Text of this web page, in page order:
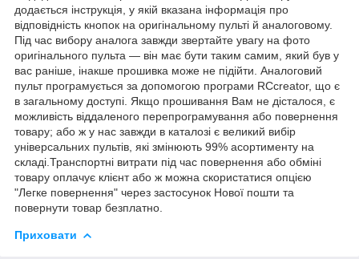
додається інструкція, у якій вказана інформація про
відповідність кнопок на оригінальному пульті й аналоговому.
Під час вибору аналога завжди звертайте увагу на фото
оригінального пульта — він має бути таким самим, який був у
вас раніше, інакше прошивка може не підійти. Аналоговий
пульт програмується за допомогою програми RCcreator, що є
в загальному доступі. Якщо прошивання Вам не дісталося, є
можливість віддаленого перепрограмування або повернення
товару; або ж у нас завжди в каталозі є великий вибір
універсальних пультів, які змінюють 99% асортименту на
складі.Транспортні витрати під час повернення або обміні
товару оплачує клієнт або ж можна скористатися опцією
"Легке повернення" через застосунок Нової пошти та
повернути товар безплатно.
Приховати